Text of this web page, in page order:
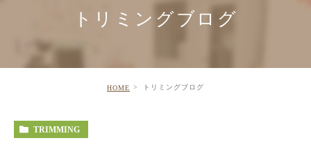
トリミングブログ
HOME トリミングブログ
TRIMMING